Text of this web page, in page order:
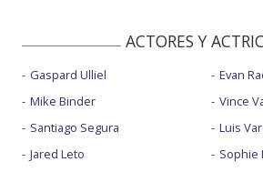
ACTORES Y
Gaspard Ulliel
Mike Binder
Santiago Segura
Jared Leto
Evan
Vince
Luis
Sophie